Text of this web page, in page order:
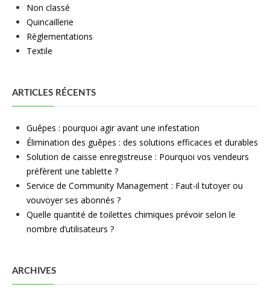
Non classé
Quincaillerie
Règlementations
Textile
ARTICLES RÉCENTS
Guêpes : pourquoi agir avant une infestation
Élimination des guêpes : des solutions efficaces et durables
Solution de caisse enregistreuse : Pourquoi vos vendeurs
préfèrent une tablette ?
Service de Community Management : Faut-il tutoyer ou
vouvoyer ses abonnés ?
Quelle quantité de toilettes chimiques prévoir selon le
nombre d’utilisateurs ?
ARCHIVES